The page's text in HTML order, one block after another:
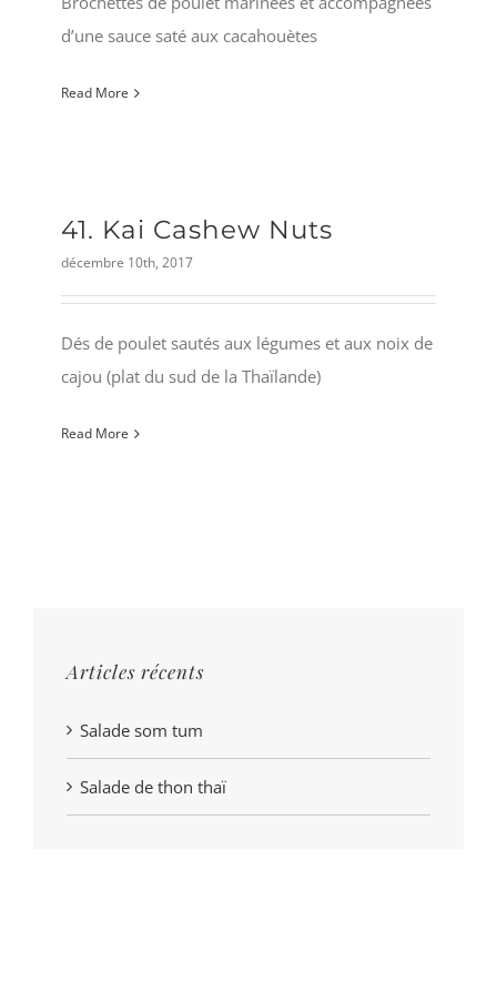
d’une sauce saté aux cacahouètes
Read More
41. Kai Cashew Nuts
décembre 10th, 2017
Dés de poulet sautés aux légumes et aux noix de
cajou (plat du sud de la Thaïlande)
Read More
Articles récents
Salade som tum
Salade de thon thaï